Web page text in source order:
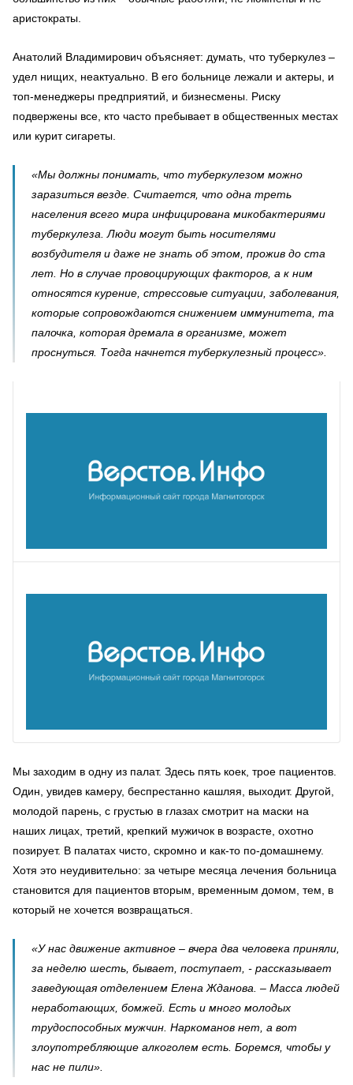
аристократы.
Анатолий Владимирович объясняет: думать, что туберкулез –
удел нищих, неактуально. В его больнице лежали и актеры, и
топ-менеджеры предприятий, и бизнесмены. Риску
подвержены все, кто часто пребывает в общественных местах
или курит сигареты.
«Мы должны понимать, что туберкулезом можно
заразиться везде. Считается, что одна треть
населения всего мира инфицирована микобактериями
туберкулеза. Люди могут быть носителями
возбудителя и даже не знать об этом, прожив до ста
лет. Но в случае провоцирующих факторов, а к ним
относятся курение, стрессовые ситуации, заболевания,
которые сопровождаются снижением иммунитета, та
палочка, которая дремала в организме, может
проснуться. Тогда начнется туберкулезный процесс».
Мы заходим в одну из палат. Здесь пять коек, трое пациентов.
Один, увидев камеру, беспрестанно кашляя, выходит. Другой,
молодой парень, с грустью в глазах смотрит на маски на
наших лицах, третий, крепкий мужичок в возрасте, охотно
позирует. В палатах чисто, скромно и как-то по-домашнему.
Хотя это неудивительно: за четыре месяца лечения больница
становится для пациентов вторым, временным домом, тем, в
который не хочется возвращаться.
«У нас движение активное – вчера два человека приняли,
за неделю шесть, бывает, поступает, - рассказывает
заведующая отделением Елена Жданова. – Масса людей
неработающих, бомжей. Есть и много молодых
трудоспособных мужчин. Наркоманов нет, а вот
злоупотребляющие алкоголем есть. Боремся, чтобы у
нас не пили».